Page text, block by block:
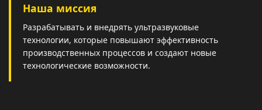
Наша миссия
Разрабатывать и внедрять ультразвуковые
технологии, которые повышают эффективность
производственных процессов и создают новые
технологические возможности.